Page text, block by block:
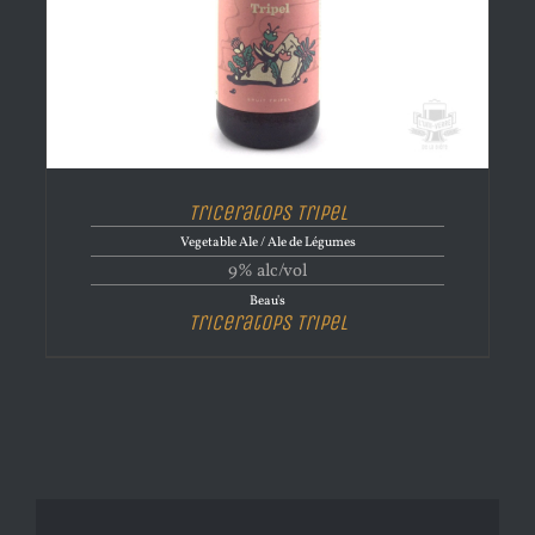
Triceratops Tripel
Vegetable Ale / Ale de Légumes
9% alc/vol
Beau's
Triceratops Tripel